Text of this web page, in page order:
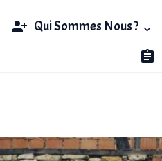
Qui Sommes Nous ?